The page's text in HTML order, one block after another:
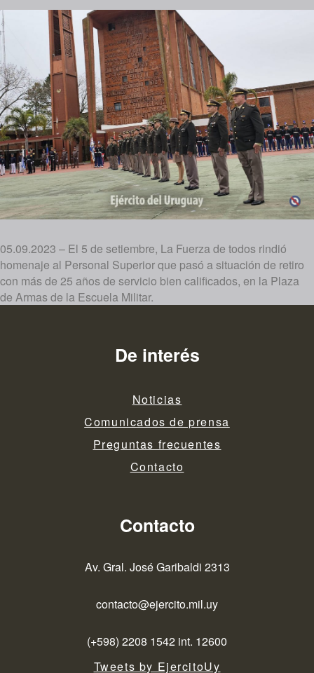
05.09.2023 – El 5 de setiembre, La Fuerza de todos rindió
homenaje al Personal Superior que pasó a situación de retiro
con más de 25 años de servicio bien calificados, en la Plaza
de Armas de la Escuela Militar.
De interés
Noticias
Comunicados de prensa
Preguntas frecuentes
Contacto
Contacto
Av. Gral. José Garibaldi 2313
contacto@ejercito.mil.uy
(+598) 2208 1542 int. 12600
Tweets by EjercitoUy